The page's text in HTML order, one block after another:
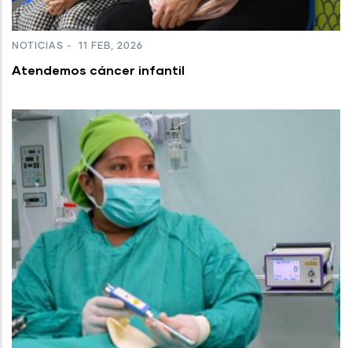
NOTICIAS - 11 FEB, 2026
Atendemos cáncer infantil